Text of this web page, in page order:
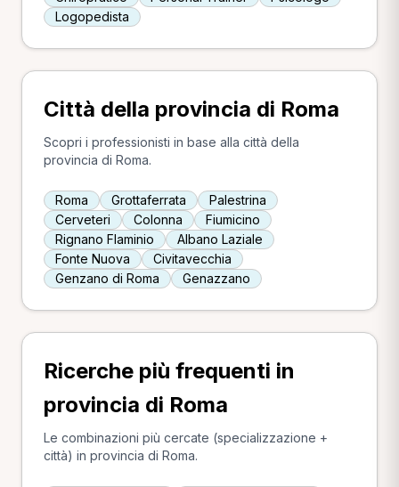
Logopedista
Città della provincia di Roma
Scopri i professionisti in base alla città della
provincia di Roma.
Roma Grottaferrata
Palestrina
Cerveteri
Colonna
Fiumicino
Rignano Flaminio
Albano Laziale
Fonte Nuova
Civitavecchia
Genzano di Roma
Genazzano
Ricerche più frequenti in
provincia di Roma
Le combinazioni più cercate (specializzazione +
città) in provincia di Roma.